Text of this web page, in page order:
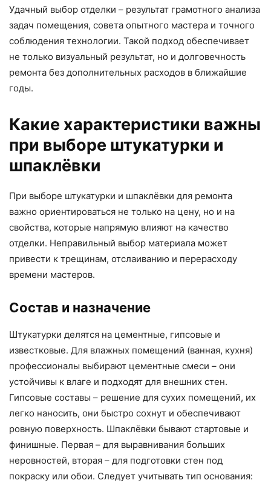
Удачный выбор отделки – результат грамотного анализа
задач помещения, совета опытного мастера и точного
соблюдения технологии. Такой подход обеспечивает
не только визуальный результат, но и долговечность
ремонта без дополнительных расходов в ближайшие
годы.
Какие характеристики важны
при выборе штукатурки и
шпаклёвки
При выборе штукатурки и шпаклёвки для ремонта
важно ориентироваться не только на цену, но и на
свойства, которые напрямую влияют на качество
отделки. Неправильный выбор материала может
привести к трещинам, отслаиванию и перерасходу
времени мастеров.
Состав и назначение
Штукатурки делятся на цементные, гипсовые и
известковые. Для влажных помещений (ванная, кухня)
профессионалы выбирают цементные смеси – они
устойчивы к влаге и подходят для внешних стен.
Гипсовые составы – решение для сухих помещений, их
легко наносить, они быстро сохнут и обеспечивают
ровную поверхность. Шпаклёвки бывают стартовые и
финишные. Первая – для выравнивания больших
неровностей, вторая – для подготовки стен под
покраску или обои. Следует учитывать тип основания: